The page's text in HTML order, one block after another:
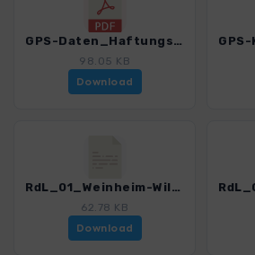
GPS-Daten_Haftungsausschluss-Nutzungsbedingungen_WF_Route de Laendle_4515_1.pdf
98.05 KB
Download
RdL_01_Weinheim-Wilhelmsfeld_4515_1.gpx
62.78 KB
Download